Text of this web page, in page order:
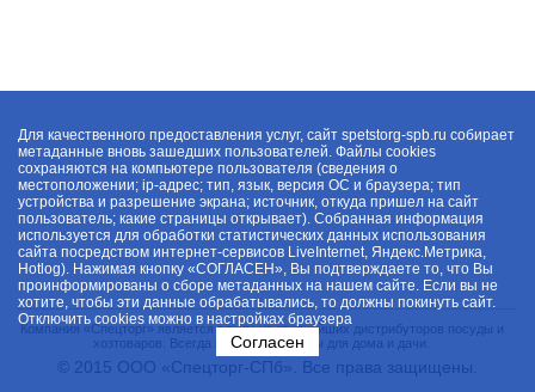
Компания «Спецторг» является одним из крупнейших дистрибуторов посуды и
хозтоваров. Всегда в наличии товары для дома и дачи.
© 2015 ООО «Спецторг-СПб». Все права защищены.
Для качественного предоставления услуг, сайт spetstorg-spb.ru собирает
метаданные вновь зашедших пользователей. Файлы cookies
сохраняются на компьютере пользователя (сведения о
местоположении; ip-адрес; тип, язык, версия ОС и браузера; тип
устройства и разрешение экрана; источник, откуда пришел на сайт
пользователь; какие страницы открывает). Собранная информация
используется для обработки статистических данных использования
сайта посредством интернет-сервисов LiveInternet, Яндекс.Метрика,
Hotlog). Нажимая кнопку «СОГЛАСЕН», Вы подтверждаете то, что Вы
проинформированы о сборе метаданных на нашем сайте. Если вы не
хотите, чтобы эти данные обрабатывались, то должны покинуть сайт.
Отключить cookies можно в настройках браузера
Согласен